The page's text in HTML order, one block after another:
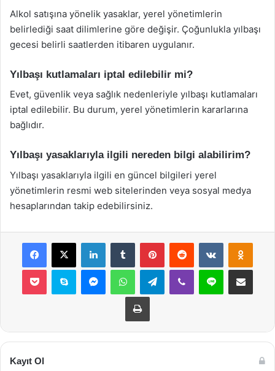
Alkol satışına yönelik yasaklar, yerel yönetimlerin
belirlediği saat dilimlerine göre değişir. Çoğunlukla yılbaşı
gecesi belirli saatlerden itibaren uygulanır.
Yılbaşı kutlamaları iptal edilebilir mi?
Evet, güvenlik veya sağlık nedenleriyle yılbaşı kutlamaları
iptal edilebilir. Bu durum, yerel yönetimlerin kararlarına
bağlıdır.
Yılbaşı yasaklarıyla ilgili nereden bilgi alabilirim?
Yılbaşı yasaklarıyla ilgili en güncel bilgileri yerel
yönetimlerin resmi web sitelerinden veya sosyal medya
hesaplarından takip edebilirsiniz.
Facebook
X LinkedInTumblr PinterestReddit VKontakte
Pocket Skype MessengerWhatsAppTelegramViber Line E-Posta ile
Yazdır
Kayıt Ol